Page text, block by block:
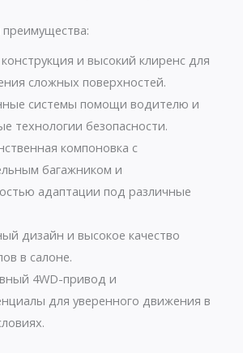
и высокий клиренс для
сложных поверхностей.
системы помощи водителю и
технологии безопасности.
компоновка с
багажником и
адаптации под различные
дизайн и высокое качество
в салоне.
4WD-привод и
для уверенного движения в